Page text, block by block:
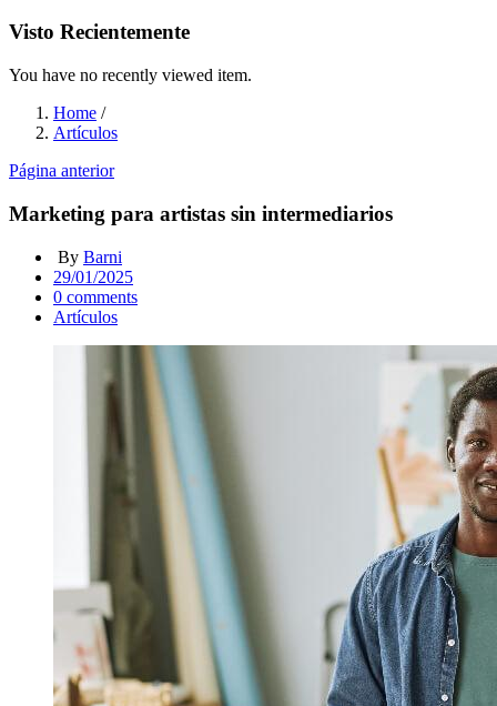
Visto Recientemente
You have no recently viewed item.
Home /
Artículos
Página anterior
Marketing para artistas sin intermediarios
By Barni
Posted
on
29/01/2025
0 comments
Artículos